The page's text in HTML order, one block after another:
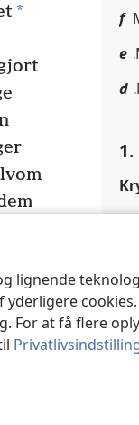
lignende
For at få flere
*
f
e
d
g
I